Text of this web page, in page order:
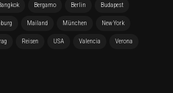
Bergamo Berlin Budapest
Mailand München New York
Reisen USA Valencia Verona